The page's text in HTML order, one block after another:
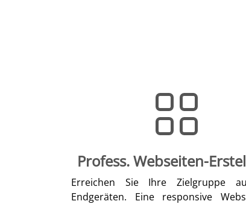
Profess. Webseiten-
Erreichen Sie Ihre Zielgruppe
Endgeräten. Eine responsive